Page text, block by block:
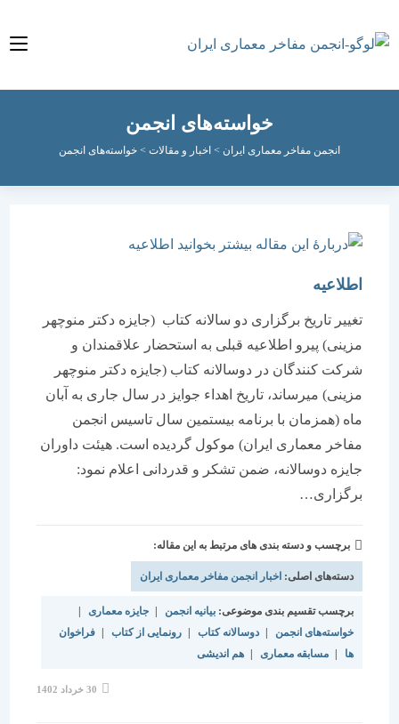
خواسته‌های انجمن
انجمن مفاخر معماری ایران > اخبار و مقالات>خواسته‌های انجمن
اطلاعیه
تغییر تاریخ برگزاری دو سالانه کتاب (جایزه دکتر منوچهر
مزینی) پیرو اطلاعیه قبلی به استحضار علاقمندان و
شرکت کنندگان در دوسالانه کتاب (جایزه دکتر منوچهر
مزینی) میرساند، تاریخ اهداء جوایز در سال جاری به آبان
ماه (همزمان با برنامه بیستمین سال تاسیس انجمن
مفاخر معماری ایران) موکول گردیده است. هیئت داوران
جایزه دوسالانه، ضمن تشکر و قدردانی اعلام نمود:
برگزاری…
برچسب و دسته بندی های مرتبط به این مقاله:
دسته‌های اصلی:اخبار انجمن مفاخر معماری ایران
برچسب تقسیم بندی موضوعی:بیانیه انجمن جایزه معماری
|
خواسته‌های انجمن
دوسالانه کتاب | رونمایی از کتاب |
فراخوان
مسابقه معماری | هم اندیشی